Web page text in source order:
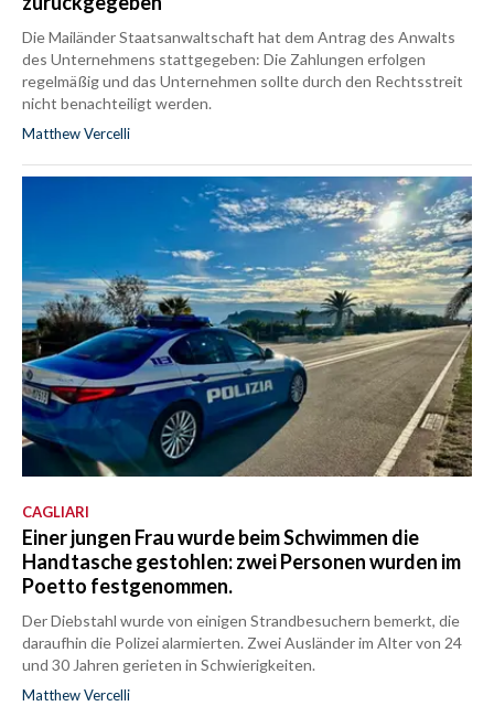
Die Mailänder Staatsanwaltschaft hat dem Antrag des Anwalts
des Unternehmens stattgegeben: Die Zahlungen erfolgen
regelmäßig und das Unternehmen sollte durch den Rechtsstreit
nicht benachteiligt werden.
Matthew Vercelli
CAGLIARI
Einer jungen Frau wurde beim Schwimmen die
Handtasche gestohlen: zwei Personen wurden im
Poetto festgenommen.
Der Diebstahl wurde von einigen Strandbesuchern bemerkt, die
daraufhin die Polizei alarmierten. Zwei Ausländer im Alter von 24
und 30 Jahren gerieten in Schwierigkeiten.
Matthew Vercelli